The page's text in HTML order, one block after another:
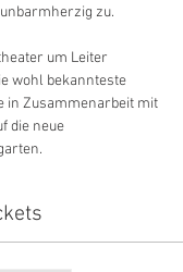
zu.
um Leiter
wohl bekannteste
in Zusammenarbeit mit
die neue